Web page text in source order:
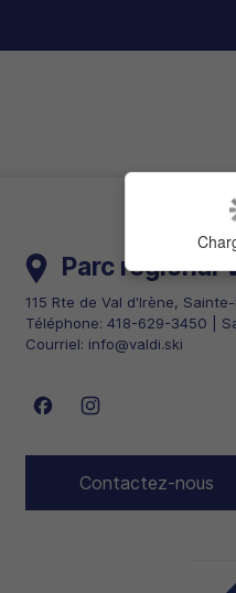
Parc régional
115 Rte de Val d'Irène,
Téléphone: 418-629-3450 |
Courriel: info@valdi.ski
Suivez nous sur Facebook
Suivez nous sur
Contactez-nous